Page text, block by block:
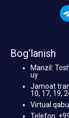
Bog‘lanish
Manzil:
uy
Jamoat
10, 17, 19,
Virtual
Telefon: